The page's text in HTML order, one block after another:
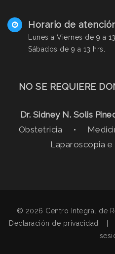
Horario de
Lunes a Viernes de 9 a
Sábados de 9 a 13 hrs.
NO SE REQUIERE
Dr. Sidney N. Solis
Obstetricia •
Laparoscopia
© 2026 Centro Integral de
Declaración de privacidad